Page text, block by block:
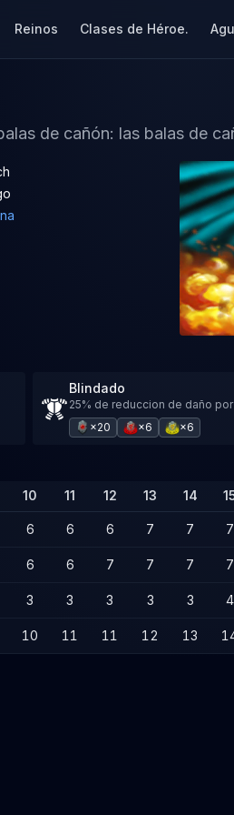
Reinos Clases de Héroe.
de cañón: las balas de
Blindado
25% de reduccion de daño
×20
×6 ×6
10 11 12 13 14
6 6 6 7 7 7
6 6 7 7 7 7
3 3 3 3 3 4
10 11 11 12 13